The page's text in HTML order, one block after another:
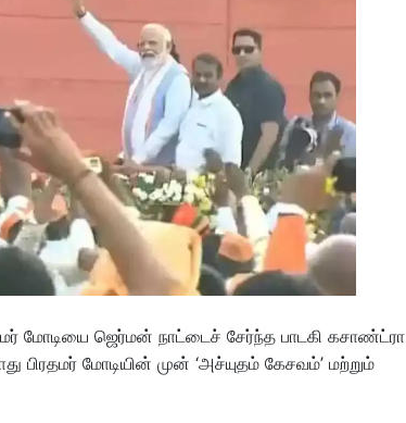
மோடியை ஜெர்மன் நாட்டைச் சேர்ந்த பாடகி கசாண்ட்ரா
பிரதமர் மோடியின் முன் ‘அச்யுதம் கேசவம்’ மற்றும்